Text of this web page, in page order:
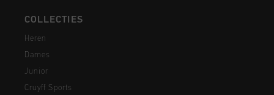
COLLECTIES
Heren
Dames
Junior
Cruyff Sports